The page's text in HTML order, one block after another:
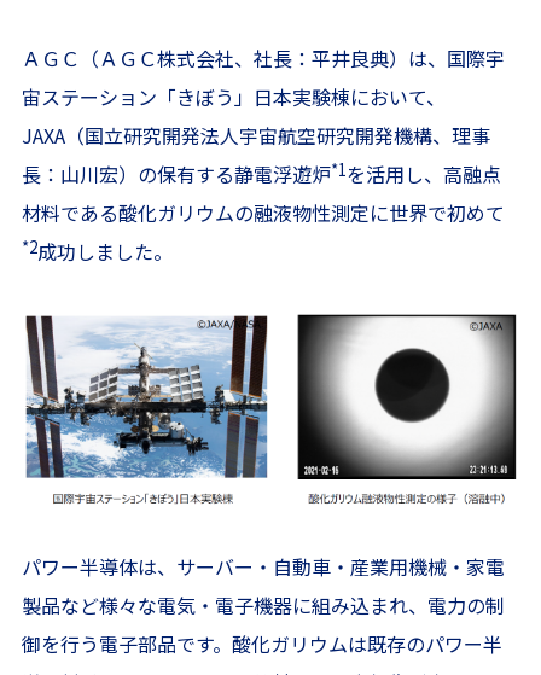
ＡＧＣ（ＡＧＣ株式会社、社長：平井良典）は、国際宇
宙ステーション「きぼう」日本実験棟において、
JAXA（国立研究開発法人宇宙航空研究開発機構、理事
長：山川宏）の保有する静電浮遊炉*1を活用し、高融点
材料である酸化ガリウムの融液物性測定に世界で初めて
*2成功しました。
パワー半導体は、サーバー・自動車・産業用機械・家電
製品など様々な電気・電子機器に組み込まれ、電力の制
御を行う電子部品です。酸化ガリウムは既存のパワー半